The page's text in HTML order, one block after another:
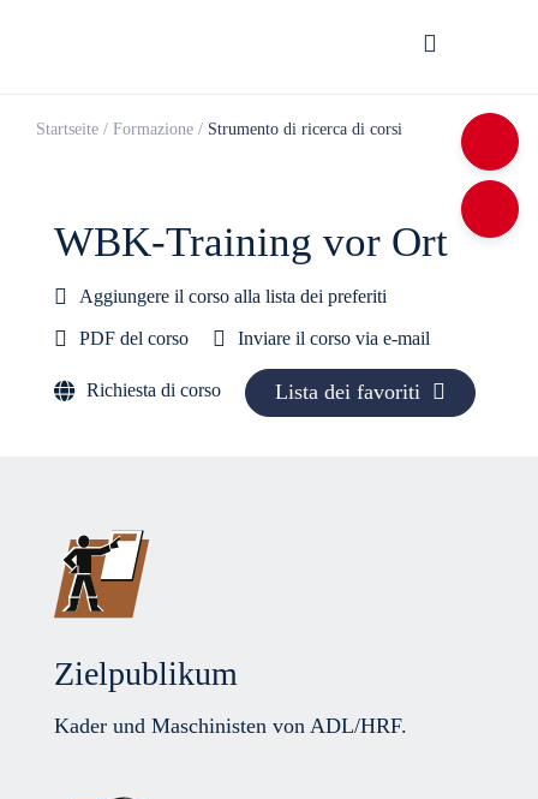
Startseite / Formazione / Strumento di ricerca di corsi
WBK-Training vor Ort
Aggiungere il corso alla lista dei preferiti
PDF del corso Inviare il corso via e-mail
Richiesta di corso Lista dei favoriti
Zielpublikum
Kader und Maschinisten von ADL/HRF.